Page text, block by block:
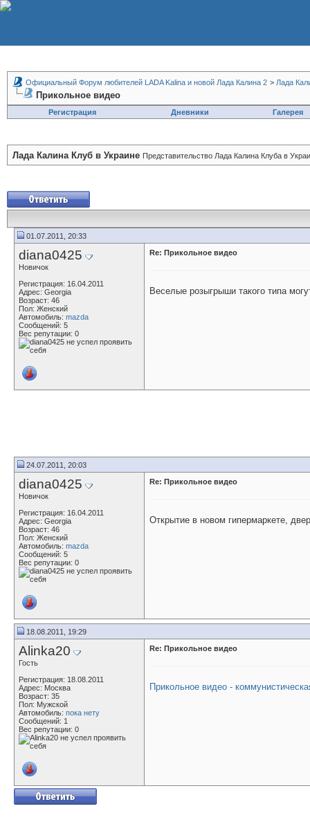
Официальный Форум любителей LADA Kalina и новой Лада Калина 2 > Лада
Прикольное видео
Регистрация Дневники Галерея
Лада Калина Клуб в Украине Представительство Лада Калина Клуба в
01.07.2011, 20:33
diana0425
Новичок
Регистрация: 16.04.2011
Адрес: Georgia
Возраст: 46
Пол: Женский
Автомобиль: mazda
Сообщений: 5
Вес репутации: 0
Re: Прикольное видео
Веселые розыгрыши такого типа
24.07.2011, 20:03
diana0425
Новичок
Регистрация: 16.04.2011
Адрес: Georgia
Возраст: 46
Пол: Женский
Автомобиль: mazda
Сообщений: 5
Вес репутации: 0
Re: Прикольное видео
Открытие в новом гипермаркете,
18.08.2011, 19:29
Alinka20
Гость
Регистрация: 18.08.2011
Адрес: Москва
Возраст: 35
Пол: Мужской
Автомобиль: пока нету
Сообщений: 1
Вес репутации: 0
Re: Прикольное видео
Прикольное видео -